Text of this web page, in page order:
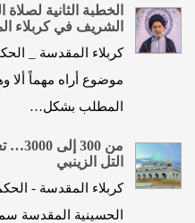
الخطبة الثانية
الشريف في كربلاء
كربلاء المقدسة _
موضوع أراه مهماً ألا
المطلب بشكل…
من
التل الزينبي
كربلاء المقدسة -
الحسينية المقدسة